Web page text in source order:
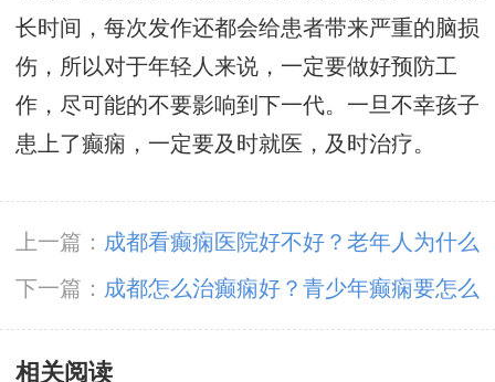
长时间，每次发作还都会给患者带来严重的脑损
伤，所以对于年轻人来说，一定要做好预防工
作，尽可能的不要影响到下一代。一旦不幸孩子
患上了癫痫，一定要及时就医，及时治疗。
上一篇： 成都看癫痫医院好不好？老年人为什么
会患上癫痫？
下一篇： 成都怎么治癫痫好？青少年癫痫要怎么
办?
相关阅读